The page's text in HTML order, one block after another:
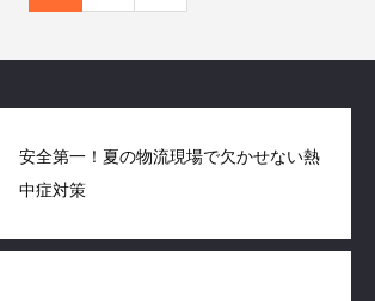
安全第一！夏の物流現場で欠かせない熱
中症対策